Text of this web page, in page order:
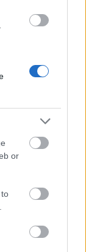
or
del
repartió una
clave, 2,8
por encuentro,
repartir 3
fue de 7,01
ganados (49%
que jugó
media